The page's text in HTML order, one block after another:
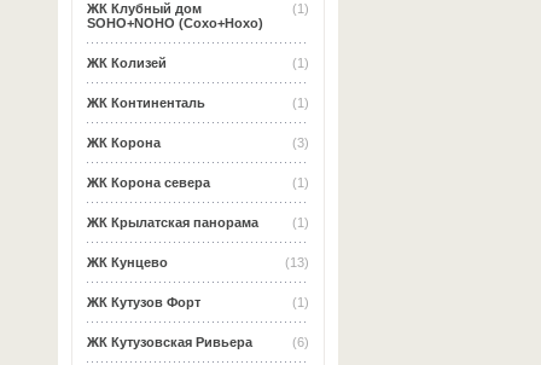
(1)
ЖК Клубный дом
SOHO+NOHO (Сохо+Нохо)
(1)
ЖК Колизей
(1)
ЖК Континенталь
(3)
ЖК Корона
(1)
ЖК Корона севера
(1)
ЖК Крылатская панорама
(13)
ЖК Кунцево
(1)
ЖК Кутузов Форт
(6)
ЖК Кутузовская Ривьера